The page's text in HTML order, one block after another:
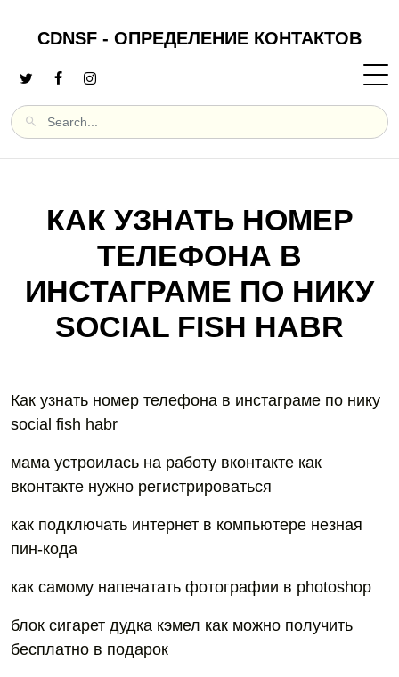
CDNSF - ОПРЕДЕЛЕНИЕ КОНТАКТОВ
КАК УЗНАТЬ НОМЕР
ТЕЛЕФОНА В
ИНСТАГРАМЕ ПО НИКУ
SOCIAL FISH HABR
Как узнать номер телефона в инстаграме по нику
social fish habr
мама устроилась на работу вконтакте как
вконтакте нужно регистрироваться
как подключать интернет в компьютере незная
пин-кода
как самому напечатать фотографии в photoshop
блок сигарет дудка кэмел как можно получить
бесплатно в подарок